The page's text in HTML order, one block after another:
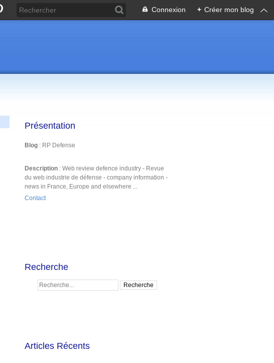
Connexion + Créer mon blog
Présentation
Blog : RP Defense
Description : Web review defence industry - Revue
du web industrie de défense - company information -
news in France, Europe and elsewhere ...
Contact
Recherche
Articles Récents